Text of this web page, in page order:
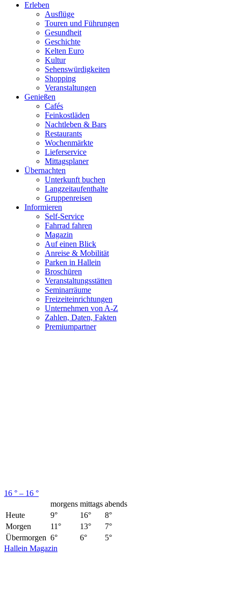
Erleben
Ausflüge
Touren und Führungen
Gesundheit
Geschichte
Kelten Euro
Kultur
Sehenswürdigkeiten
Shopping
Veranstaltungen
Genießen
Cafés
Feinkostläden
Nachtleben & Bars
Restaurants
Wochenmärkte
Lieferservice
Mittagsplaner
Übernachten
Unterkunft buchen
Langzeitaufenthalte
Gruppenreisen
Informieren
Self-Service
Fahrrad fahren
Magazin
Auf einen Blick
Anreise & Mobilität
Parken in Hallein
Broschüren
Veranstaltungsstätten
Seminarräume
Freizeiteinrichtungen
Unternehmen von A-Z
Zahlen, Daten, Fakten
Premiumpartner
16 ° – 16 °
morgens mittags abends
Heute
9° 16°
8°
Morgen
11° 13°
7°
Übermorgen 6° 6°
5°
Hallein Magazin